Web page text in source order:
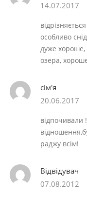
14.07.2017
особливо
дуже хороше,
озера,
сім'я
20.06.2017
відпочивали
раджу всім!
Відвідувач
07.08.2012